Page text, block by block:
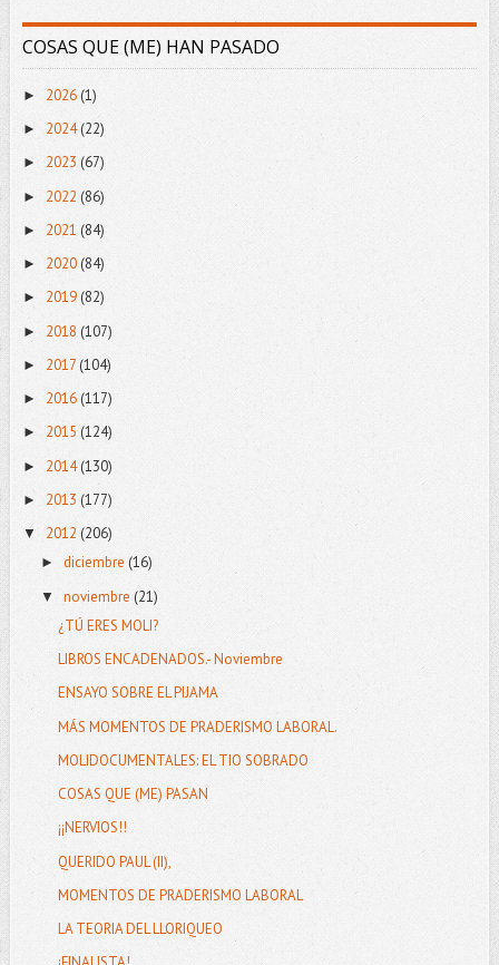
COSAS QUE (ME) HAN PASADO
► 2026 (1)
► 2024(22)
► 2023 (67)
► 2022 (86)
► 2021 (84)
► 2020(84)
► 2019(82)
► 2018 (107)
► 2017 (104)
► 2016(117)
► 2015 (124)
► 2014(130)
► 2013 (177)
▼ 2012 (206)
► diciembre (16)
▼ noviembre (21)
¿TÚ ERES MOLI?
LIBROS ENCADENADOS.- Noviembre
ENSAYO SOBRE EL PIJAMA
MÁS MOMENTOS DE PRADERISMO LABORAL.
MOLIDOCUMENTALES: EL TIO SOBRADO
COSAS QUE (ME) PASAN
¡¡NERVIOS!!
QUERIDO PAUL (II),
MOMENTOS DE PRADERISMO LABORAL
LA TEORIA DEL LLORIQUEO